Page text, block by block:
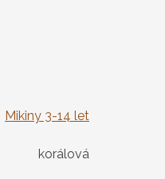
Mikiny 3-14 let
korálová